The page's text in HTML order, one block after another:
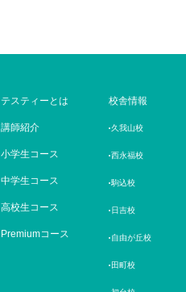
テスティーとは
講師紹介
小学生コース
中学生コース
高校生コース
Premiumコース
校舎情報
久我山校
西永福校
駒込校
日吉校
自由が丘校
田町校